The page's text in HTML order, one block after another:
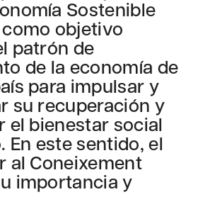
Sostenible
objetivo
patrón de
de la economía de
para impulsar y
su recuperación y
el bienestar social
En este sentido, el
al Coneixement
importancia y